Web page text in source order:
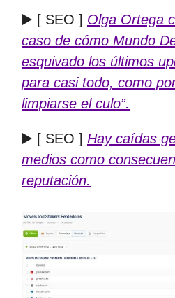
▶️ [ SEO ] Olga Ortega
caso de cómo Mundo
esquivado los últimos
para casi todo, como
limpiarse el culo”.
▶️ [ SEO ] Hay caídas
medios como
reputación.